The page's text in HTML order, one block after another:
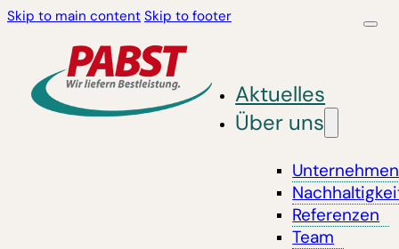
Skip to main content Skip to footer
Aktuelles
Über uns
Unternehmen
Referenzen
Team